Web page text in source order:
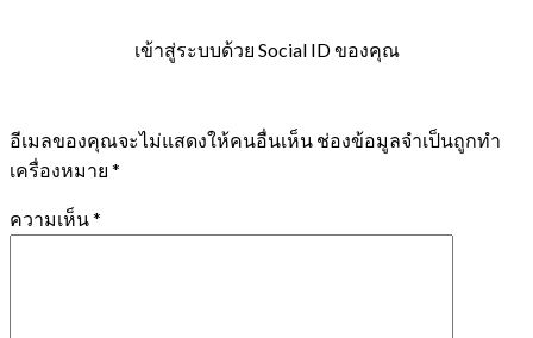
เข้าสู่ระบบด้วย Social ID ของคุณ
อีเมลของคุณจะไม่แสดงให้คนอื่นเห็น ช่องข้อมูลจำเป็นถูกทำ
เครื่องหมาย *
ความเห็น*